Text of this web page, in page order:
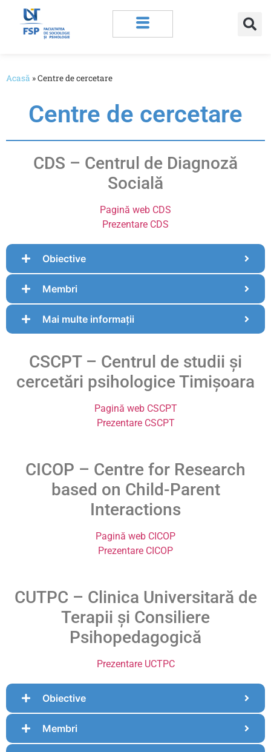
Acasă »Centre de cercetare
Centre de cercetare
CDS – Centrul de Diagnoză
Socială
Pagină web CDS
Prezentare CDS
Obiective
Membri
Mai multe informații
CSCPT – Centrul de studii și
cercetări psihologice Timișoara
Pagină web CSCPT
Prezentare CSCPT
CICOP – Centre for Research
based on Child-Parent
Interactions
Pagină web CICOP
Prezentare CICOP
CUTPC – Clinica Universitară de
Terapii și Consiliere
Psihopedagogică
Prezentare UCTPC
Obiective
Membri